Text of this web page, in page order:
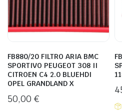
FB880/20 FILTRO ARIA BMC
SPORTIVO PEUGEOT 308 II
CITROEN C4 2.0 BLUEHDI
OPEL GRANDLAND X
50,00 €